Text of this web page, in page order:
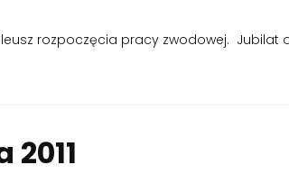
rozpoczęcia pracy zwodowej.